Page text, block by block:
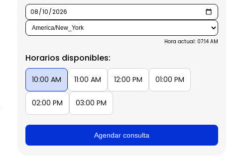
Hora actual: 07:14 AM
Horarios disponibles:
10:00 AM 11:00 AM 12:00 PM 01:00 PM
02:00 PM 03:00 PM
Agendar consulta